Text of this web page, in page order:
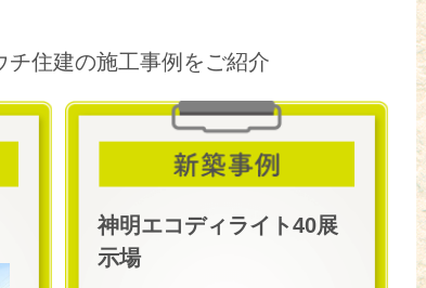
住建の施工事例をご紹介
神明エコディライト40展
示場